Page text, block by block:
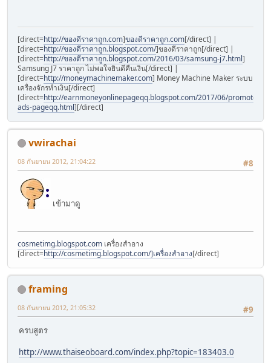
[direct=http://ของดีราคาถูก.com]ของดีราคาถูก.com[/direct] |
[direct=http://ของดีราคาถูก.blogspot.com/]ของดีราคาถูก[/direct] |
[direct=http://ของดีราคาถูก.blogspot.com/2016/03/samsung-j7.html]
Samsung J7 ราคาถูก ไม่พอใจยินดีคืนเงิน‎[/direct] |
[direct=http://moneymachinemaker.com] Money Machine Maker ระบบ
เครื่องจักรทำเงิน[/direct]
[direct=http://earnmoneyonlinepageqq.blogspot.com/2017/06/promote-
ads-pageqq.html][/direct]
vwirachai
#8
08 กันยายน 2012, 21:04:22
เข้ามาดู
cosmetimg.blogspot.com เครื่องสำอาง
[direct=http://cosmetimg.blogspot.com/]เครื่องสำอาง[/direct]
framing
#9
08 กันยายน 2012, 21:05:32
ครบสูตร
http://www.thaiseoboard.com/index.php?topic=183403.0